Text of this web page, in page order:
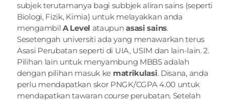
subjek terutamanya bagi subbjek aliran sains (seperti
Biologi, Fizik, Kimia) untuk melayakkan anda
mengambil A Level ataupun asasi sains.
Sesetengah universiti ada yang menawarkan terus
Asasi Perubatan seperti di UIA, USIM dan lain-lain. 2.
Pilihan lain untuk menyambung MBBS adalah
dengan pilihan masuk ke matrikulasi. Disana, anda
perlu mendapatkan skor PNGK/CGPA 4.00 untuk
mendapatkan tawaran course perubatan. Setelah